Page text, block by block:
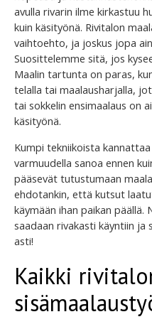
avulla rivarin ilme kirkastuu
kuin käsityönä. Rivitalon
vaihtoehto, ja joskus jopa
Suosittelemme sitä, jos
Maalin tartunta on paras,
telalla tai maalausharjalla,
tai sokkelin ensimaalaus on
käsityönä.
Kumpi tekniikoista
varmuudella sanoa ennen
pääsevät tutustumaan
ehdotankin, että kutsut
käymään ihan paikan päällä.
saadaan rivakasti käyntiin ja
asti!
Kaikki